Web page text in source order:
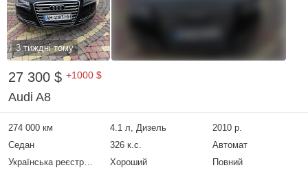
3 тиждні тому
27 300 $ +1000 $
Audi A8
274 000 км 4.1 л, Дизель
2010 р.
Седан
326 к.с.
Автомат
Українська реєстрація
Хороший Повний